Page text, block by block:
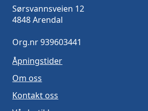
Sørsvannsveien 12
4848 Arendal
Org.nr 939603441
Åpningstider
Om oss
Kontakt oss